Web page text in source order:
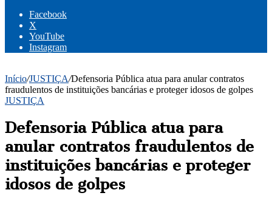
Facebook
X
YouTube
Instagram
Início/JUSTIÇA/Defensoria Pública atua para anular contratos
fraudulentos de instituições bancárias e proteger idosos de golpes
JUSTIÇA
Defensoria Pública atua para
anular contratos fraudulentos de
instituições bancárias e proteger
idosos de golpes